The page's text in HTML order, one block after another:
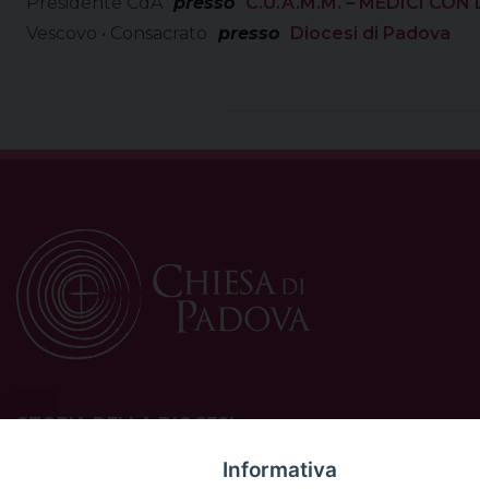
Vescovo • Consacrato
presso Diocesi di Padova
STORIA DELLA DIOCESI
La Diocesi di Padova è una sede della Chiesa cattolica in
Informativa